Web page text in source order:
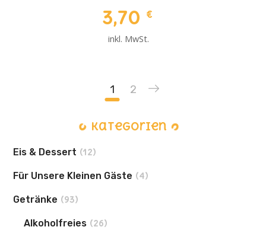
3,70 €
inkl. MwSt.
1 2
Kategorien
Eis & Dessert (12)
Für Unsere Kleinen Gäste (4)
Getränke (93)
Alkoholfreies (26)